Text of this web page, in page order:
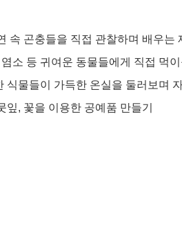
속 곤충들을 직접 관찰하며 배우는
소 등 귀여운 동물들에게 직접 먹
식물들이 가득한 온실을 둘러보며
잎, 꽃을 이용한 공예품 만들기